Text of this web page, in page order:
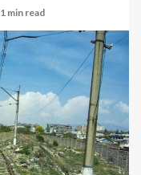
1 min read